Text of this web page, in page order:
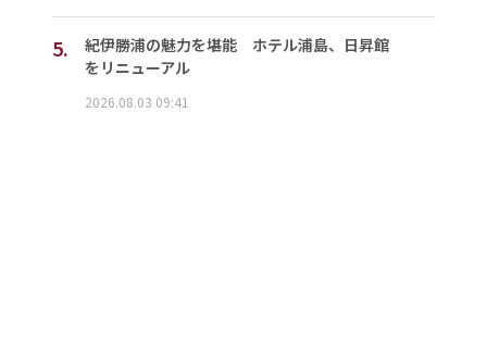
5.
紀伊勝浦の魅力を堪能 ホテル浦島、日昇館
をリニューアル
2026.08.03 09:41